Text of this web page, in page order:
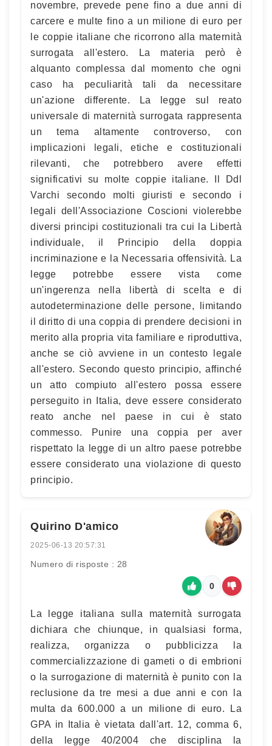
novembre, prevede pene fino a due anni di
carcere e multe fino a un milione di euro per
le coppie italiane che ricorrono alla maternità
surrogata all'estero. La materia però è
alquanto complessa dal momento che ogni
caso ha peculiarità tali da necessitare
un'azione differente. La legge sul reato
universale di maternità surrogata rappresenta
un tema altamente controverso, con
implicazioni legali, etiche e costituzionali
rilevanti, che potrebbero avere effetti
significativi su molte coppie italiane. Il Ddl
Varchi secondo molti giuristi e secondo i
legali dell'Associazione Coscioni violerebbe
diversi principi costituzionali tra cui la Libertà
individuale, il Principio della doppia
incriminazione e la Necessaria offensività. La
legge potrebbe essere vista come
un'ingerenza nella libertà di scelta e di
autodeterminazione delle persone, limitando
il diritto di una coppia di prendere decisioni in
merito alla propria vita familiare e riproduttiva,
anche se ciò avviene in un contesto legale
all'estero. Secondo questo principio, affinché
un atto compiuto all'estero possa essere
perseguito in Italia, deve essere considerato
reato anche nel paese in cui è stato
commesso. Punire una coppia per aver
rispettato la legge di un altro paese potrebbe
essere considerato una violazione di questo
principio.
Quirino D'amico
2025-06-13 20:57:31
Numero di risposte : 28
0
La legge italiana sulla maternità surrogata
dichiara che chiunque, in qualsiasi forma,
realizza, organizza o pubblicizza la
commercializzazione di gameti o di embrioni
o la surrogazione di maternità è punito con la
reclusione da tre mesi a due anni e con la
multa da 600.000 a un milione di euro. La
GPA in Italia è vietata dall'art. 12, comma 6,
della legge 40/2004 che disciplina la